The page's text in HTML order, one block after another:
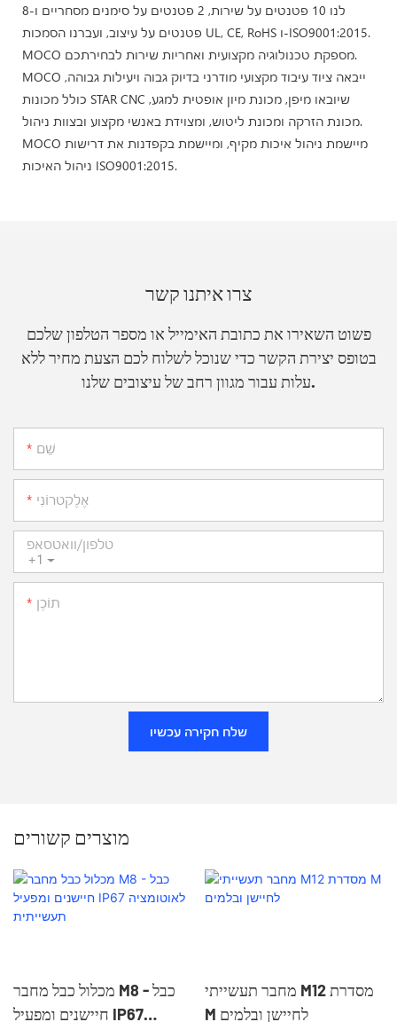
לנו 10 פטנטים על שירות, 2 פטנטים על סימנים מסחריים ו-8
פטנטים על עיצוב, ועברנו הסמכות UL, CE, RoHS ו-ISO9001:2015.
MOCO מספקת טכנולוגיה מקצועית ואחריות שירות לבחירתכם.
MOCO ייבאה ציוד עיבוד מקצועי מודרני בדיוק גבוה ויעילות גבוהה,
כולל מכונות STAR CNC שיובאו מיפן, מכונת מיון אופטית למגע,
מכונת הזרקה ומכונת ליטוש, ומצוידת באנשי מקצוע ובצוות ניהול.
MOCO מיישמת ניהול איכות מקיף, ומיישמת בקפדנות את דרישות
ניהול האיכות ISO9001:2015.
צרו איתנו קשר
פשוט השאירו את כתובת האימייל או מספר הטלפון שלכם
בטופס יצירת הקשר כדי שנוכל לשלוח לכם הצעת מחיר ללא
עלות עבור מגוון רחב של עיצובים שלנו.
שֵׁם
אֶלֶקטרוֹנִי
+1
טלפון/וואטסאפ
תוֹכֶן
שלח חקירה עכשיו
מוצרים קשורים
מכלול כבל מחבר M8 - כבל
חיישנים ומפעיל IP67
מחבר תעשייתי M12 מסדרת
M לחיישן ובלמים